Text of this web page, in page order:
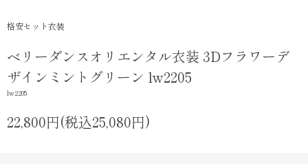
格安セット衣装
ベリーダンスオリエンタル衣装 3Dフラワーデ
ザインミントグリーン lw2205
lw2205
22,800円(税込25,080円)